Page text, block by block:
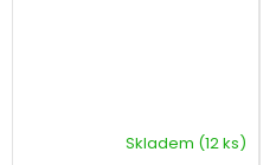
Skladem (12 ks)